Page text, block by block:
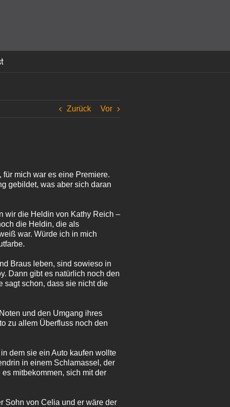
Zurück Vor
für mich war es eine Premiere.
gebildet, was aber sich daran
wir die Heldin von Kathy Reich –
die Heldin, die als
war. Würde ich in mich
Braus leben, sind sowieso in
Dann gibt es natürlich noch den
sagt schon, dass sie nicht die
und den Umgang ihres
zu allem Überfluss noch den
dem sie ein Auto kaufen wollte
in einem Schlamassel, der
mitbekommen, sich mit der
Sohn von Celia und er wäre der
einverstanden, dass Cookies gesetzt werden.